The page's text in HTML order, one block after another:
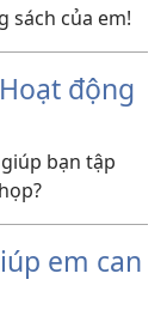
sách của em!
động
bạn tập
em can